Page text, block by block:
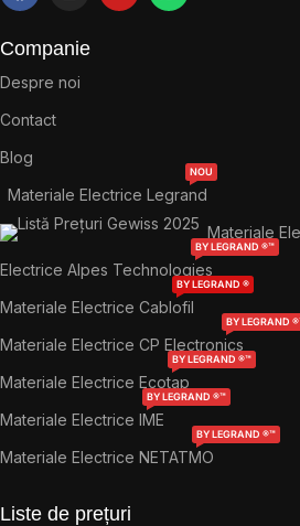
Companie
Despre noi
Contact
Blog
Materiale Electrice Legrand
NOU
Materiale
Electrice Alpes Technologies
BY LEGRAND ®™
Materiale Electrice Cablofil
BY LEGRAND ®
Materiale Electrice CP Electronics
BY LEGRAND
Materiale Electrice Ecotap
BY LEGRAND ®™
Materiale Electrice IME
BY LEGRAND ®™
Materiale Electrice NETATMO
BY LEGRAND ®™
Liste de prețuri